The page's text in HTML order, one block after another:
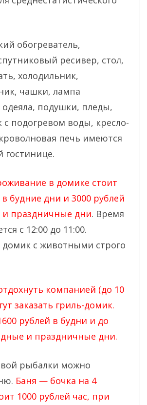
обогреватель,
ресивер, стол,
холодильник,
чашки, лампа
одеяла, подушки, пледы,
подогревом воды, кресло-
печь имеются
гостинице.
в домике стоит
в будние дни и 3000 рублей
праздничные дни. Время
с 12:00 до 11:00.
домик с животными строго
компанией (до 10
заказать гриль-домик.
рублей в будни и до
и праздничные дни.
рыбалки можно
Баня — бочка на 4
1000 рублей час, при